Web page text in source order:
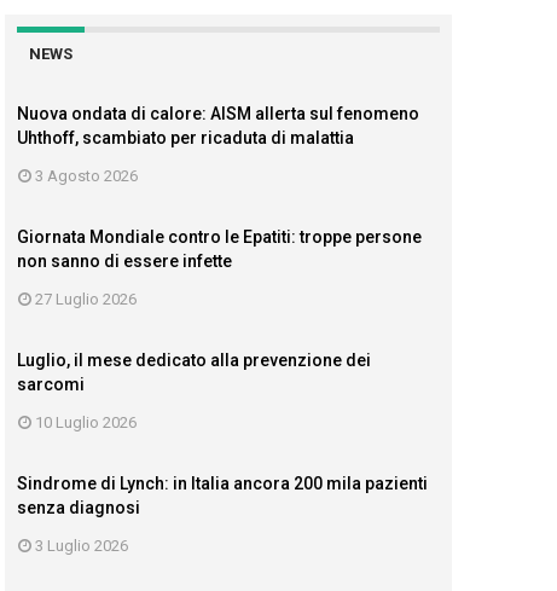
NEWS
Nuova ondata di calore: AISM allerta sul fenomeno
Uhthoff, scambiato per ricaduta di malattia
3 Agosto 2026
Giornata Mondiale contro le Epatiti: troppe persone
non sanno di essere infette
27 Luglio 2026
Luglio, il mese dedicato alla prevenzione dei
sarcomi
10 Luglio 2026
Sindrome di Lynch: in Italia ancora 200 mila pazienti
senza diagnosi
3 Luglio 2026